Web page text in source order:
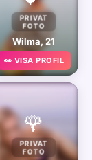
PRIVAT
FOTO
Wilma, 21
👀 VISA PROFIL
🌹
PRIVAT
FOTO